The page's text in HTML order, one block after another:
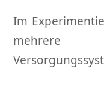
Im
mehrere